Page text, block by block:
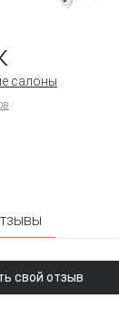
салоны
свой отзыв